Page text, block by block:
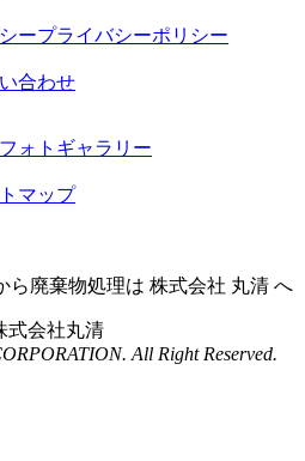
プライバシーポリシー
合わせ
フォトギャラリー
マップ
ら廃棄物処理は 株式会社 丸清 へ
All Right Reserved.